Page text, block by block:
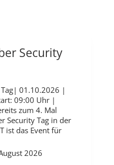
Security
Tag| 01.10.2026 |
09:00 Uhr |
zum 4. Mal
Security Tag in der
ist das Event für
2026